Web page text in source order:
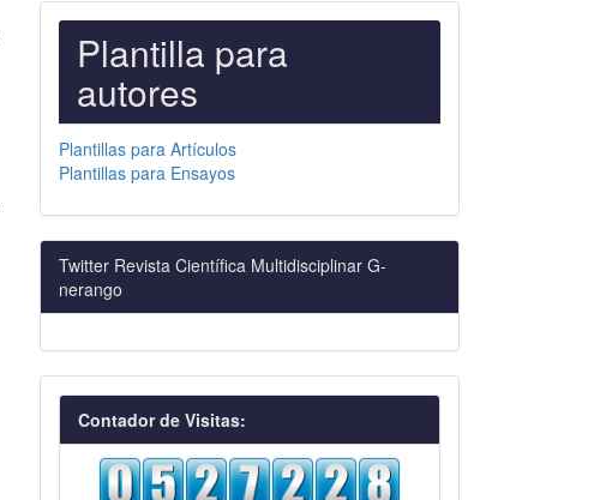
PLANTILLAS
PARA
AUTORES
Plantilla para
autores
Plantillas para Artículos
Plantillas para Ensayos
Twitter Revista Científica Multidisciplinar G-
nerango
visitas
Contador de Visitas: